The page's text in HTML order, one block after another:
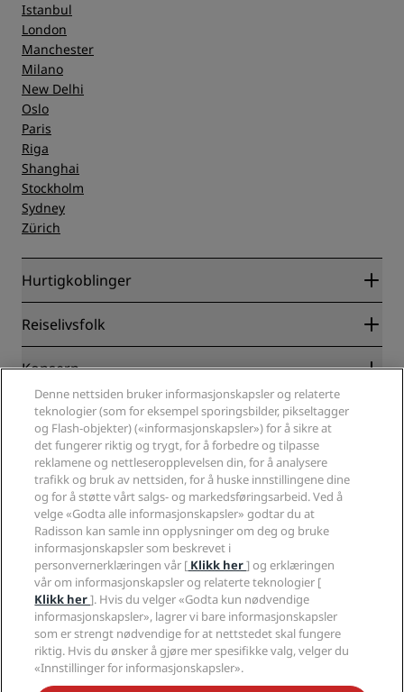
Istanbul
London
Manchester
Milano
New Delhi
Oslo
Paris
Riga
Shanghai
Stockholm
Sydney
Zürich
Hurtigkoblinger
Radisson Rewards
Blog
Nye hoteller og hoteller under utvikling
Radisson Hotels APP
Sportsgodkjente hoteller
Familievennlige hoteller
Helse og sikkerhet
Reiselivsfolk
Partnere
Konsern
Radisson Hotel Group
Presse
Jobb i RHG
Jobb i PPHE
Karriere EHL
The Club by RHG
Utviklingsmuligheter
Ansvarlig virksomhet
Innkjøp
Juridisk
Personvernsenter
Juridisk informasjon
Vilkår og betingelser for Radisson Rewards
Avtale om nettstedsbruk
Digital tilgjengelighet
Erklæring om moderne slaveri
Redegjørelse om våre aktsomhetsvuderinger
Hjelp
Forbrukervarsler
Kontakt
VANLIGE SPØRSMÅL
Sidekart
Sosiale medier
Radisson Hotels-merker
Denne nettsiden bruker informasjonskapsler og relaterte
teknologier (som for eksempel sporingsbilder, pikseltagger
og Flash-objekter) («informasjonskapsler») for å sikre at
det fungerer riktig og trygt, for å forbedre og tilpasse
reklamene og nettleseropplevelsen din, for å analysere
trafikk og bruk av nettsiden, for å huske innstillingene dine
og for å støtte vårt salgs- og markedsføringsarbeid. Ved å
velge «Godta alle informasjonskapsler» godtar du at
Radisson kan samle inn opplysninger om deg og bruke
informasjonskapsler som beskrevet i
personvernerklæringen vår [ Klikk her] og erklæringen
vår om informasjonskapsler og relaterte teknologier [
Klikk her]. Hvis du velger «Godta kun nødvendige
informasjonskapsler», lagrer vi bare informasjonskapsler
som er strengt nødvendige for at nettstedet skal fungere
riktig. Hvis du ønsker å gjøre mer spesifikke valg, velger du
«Innstillinger for informasjonskapsler».